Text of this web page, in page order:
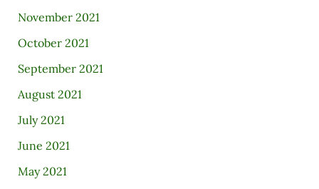
November 2021
October 2021
September 2021
August 2021
July 2021
June 2021
May 2021